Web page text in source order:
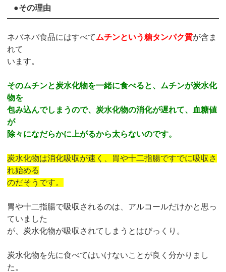
●その理由
ネバネバ食品にはすべてムチンという糖タンパク質が含ま
れて
います。
そのムチンと炭水化物を一緒に食べると、ムチンが炭水化
物を
包み込んでしまうので、炭水化物の消化が遅れて、血糖値
が
除々になだらかに上がるから太らないのです。
炭水化物は消化吸収が速く、胃や十二指腸ですでに吸収さ
れ始める
のだそうです。
胃や十二指腸で吸収されるのは、アルコールだけかと思っ
ていました
が、炭水化物が吸収されてしまうとはびっくり。
炭水化物を先に食べてはいけないことが良く分かりまし
た。